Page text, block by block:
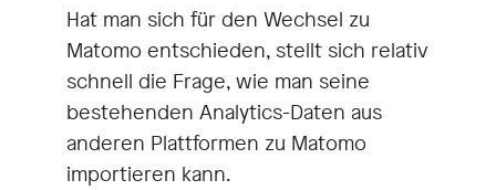
Hat man sich für den Wechsel zu
Matomo entschieden, stellt sich relativ
schnell die Frage, wie man seine
bestehenden Analytics-Daten aus
anderen Plattformen zu Matomo
importieren kann.